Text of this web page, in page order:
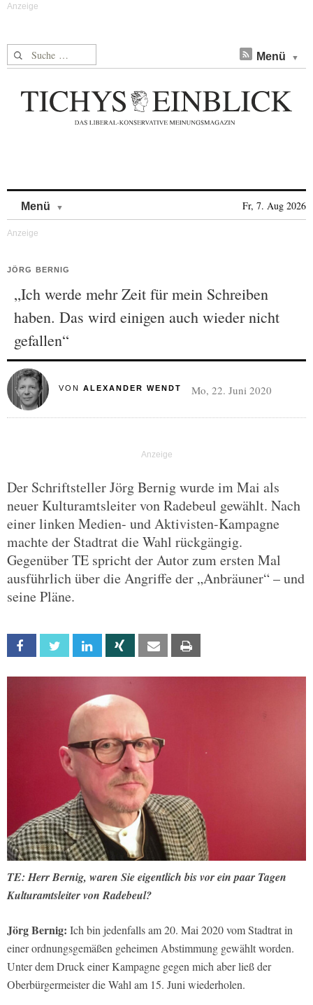
Suche nach: Menü
Menü Fr, 7. Aug 2026
JÖRG BERNIG
„Ich werde mehr Zeit für mein Schreiben
haben. Das wird einigen auch wieder nicht
gefallen“
VON ALEXANDER WENDT Mo, 22. Juni 2020
Der Schriftsteller Jörg Bernig wurde im Mai als
neuer Kulturamtsleiter von Radebeul gewählt. Nach
einer linken Medien- und Aktivisten-Kampagne
machte der Stadtrat die Wahl rückgängig.
Gegenüber TE spricht der Autor zum ersten Mal
ausführlich über die Angriffe der „Anbräuner“ – und
seine Pläne.
Facebook Twitter Linkedin Xing Email
TE: Herr Bernig, waren Sie eigentlich bis vor ein paar Tagen
Kulturamtsleiter von Radebeul?
Jörg Bernig: Ich bin jedenfalls am 20. Mai 2020 vom Stadtrat in
einer ordnungsgemäßen geheimen Abstimmung gewählt worden.
Unter dem Druck einer Kampagne gegen mich aber ließ der
Oberbürgermeister die Wahl am 15. Juni wiederholen.